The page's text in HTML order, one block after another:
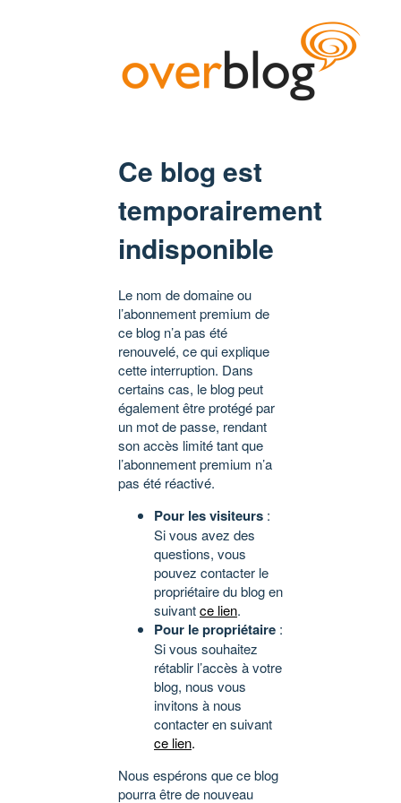
Ce blog est
temporairement
indisponible
Le nom de domaine ou
l’abonnement premium de
ce blog n’a pas été
renouvelé, ce qui explique
cette interruption. Dans
certains cas, le blog peut
également être protégé par
un mot de passe, rendant
son accès limité tant que
l’abonnement premium n’a
pas été réactivé.
Pour les visiteurs :
Si vous avez des
questions, vous
pouvez contacter le
propriétaire du blog en
suivantce lien.
Pour le propriétaire :
Si vous souhaitez
rétablir l’accès à votre
blog, nous vous
invitons à nous
contacter en suivant
ce lien.
Nous espérons que ce blog
pourra être de nouveau